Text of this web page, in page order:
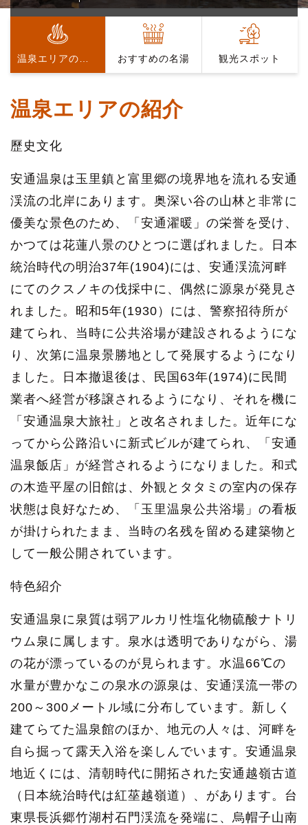
おすすめの名湯 観光スポット
温泉エリアの紹介
歷史文化
安通温泉は玉里鎮と富里郷の境界地を流れる安通
渓流の北岸にあります。奥深い谷の山林と非常に
優美な景色のため、「安通濯暖」の栄誉を受け、
かつては花蓮八景のひとつに選ばれました。日本
統治時代の明治37年(1904)には、安通渓流河畔
にてのクスノキの伐採中に、偶然に源泉が発見さ
れました。昭和5年(1930）には、警察招待所が
建てられ、当時に公共浴場が建設されるようにな
り、次第に温泉景勝地として発展するようになり
ました。日本撤退後は、民国63年(1974)に民間
業者へ経営が移譲されるようになり、それを機に
「安通温泉大旅社」と改名されました。近年にな
ってから公路沿いに新式ビルが建てられ、「安通
温泉飯店」が経営されるようになりました。和式
の木造平屋の旧館は、外観とタタミの室内の保存
状態は良好なため、「玉里温泉公共浴場」の看板
が掛けられたまま、当時の名残を留める建築物と
して一般公開されています。
特色紹介
安通温泉に泉質は弱アルカリ性塩化物硫酸ナトリ
ウム泉に属します。泉水は透明でありながら、湯
の花が漂っているのが見られます。水温66℃の
水量が豊かなこの泉水の源泉は、安通渓流一帯の
200～300メートル域に分布しています。新しく
建てらてた温泉館のほか、地元の人々は、河畔を
自ら掘って露天入浴を楽しんでいます。安通温泉
地近くには、清朝時代に開拓された安通越嶺古道
（日本統治時代は紅莝越嶺道）、があります。台
東県長浜郷竹湖村石門渓流を発端に、烏帽子山南